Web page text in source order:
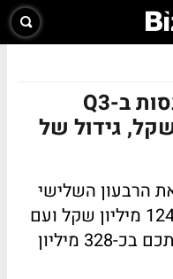
כלכלית ירושלים: ההכנסות ב-Q3
מיליון שקל, גידול של
הרבעון השלישי
של השנה עם רווח נקי של כ-124 מיליון שקל ועם
גידול של כ-30% ב-NOI שהסתכם בכ-328 מיליון